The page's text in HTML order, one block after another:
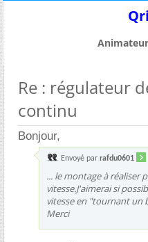
Re : régulateur
continu
Bonjour,
Envoyé par rafdu0601
... le montage à réaliser
vitesse.J'aimerai si
vitesse en "tournant un
Merci